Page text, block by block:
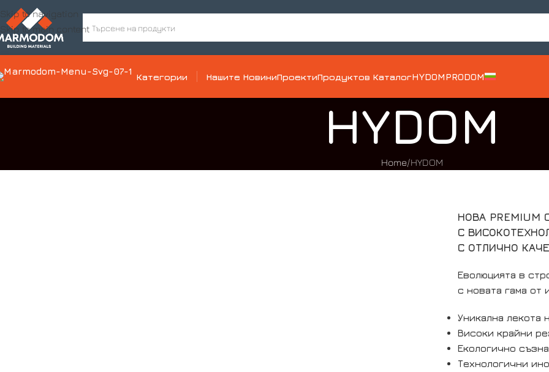
Skip to navigation
Skip to main content
Категории Нашите НовиниПроектиПродуктов КаталогHYDOMPRODOM
HYDOM
Home HYDOM
НОВА PREMIUM
С
С ОТЛИЧНО
Еволюцията в
с новата гама от
Уникална лекота
Високи крайни
Екологично
Технологични